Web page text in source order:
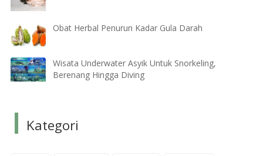
Obat Herbal Penurun Kadar Gula Darah
Wisata Underwater Asyik Untuk Snorkeling,
Berenang Hingga Diving
Kategori